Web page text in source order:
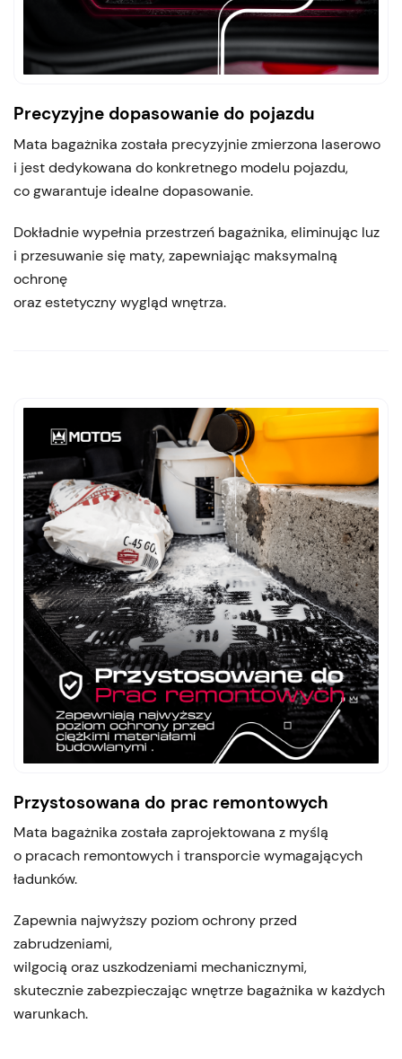
Precyzyjne dopasowanie do pojazdu
Mata bagażnika została precyzyjnie zmierzona laserowo
i jest dedykowana do konkretnego modelu pojazdu,
co gwarantuje idealne dopasowanie.
Dokładnie wypełnia przestrzeń bagażnika, eliminując luz
i przesuwanie się maty, zapewniając maksymalną
ochronę
oraz estetyczny wygląd wnętrza.
Przystosowana do prac remontowych
Mata bagażnika została zaprojektowana z myślą
o pracach remontowych i transporcie wymagających
ładunków.
Zapewnia najwyższy poziom ochrony przed
zabrudzeniami,
wilgocią oraz uszkodzeniami mechanicznymi,
skutecznie zabezpieczając wnętrze bagażnika w każdych
warunkach.